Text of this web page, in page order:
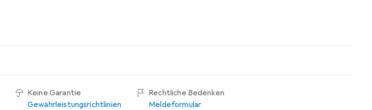
Keine Garantie
Gewährleistungsrichtlinien
Rechtliche Bedenken
Meldeformular